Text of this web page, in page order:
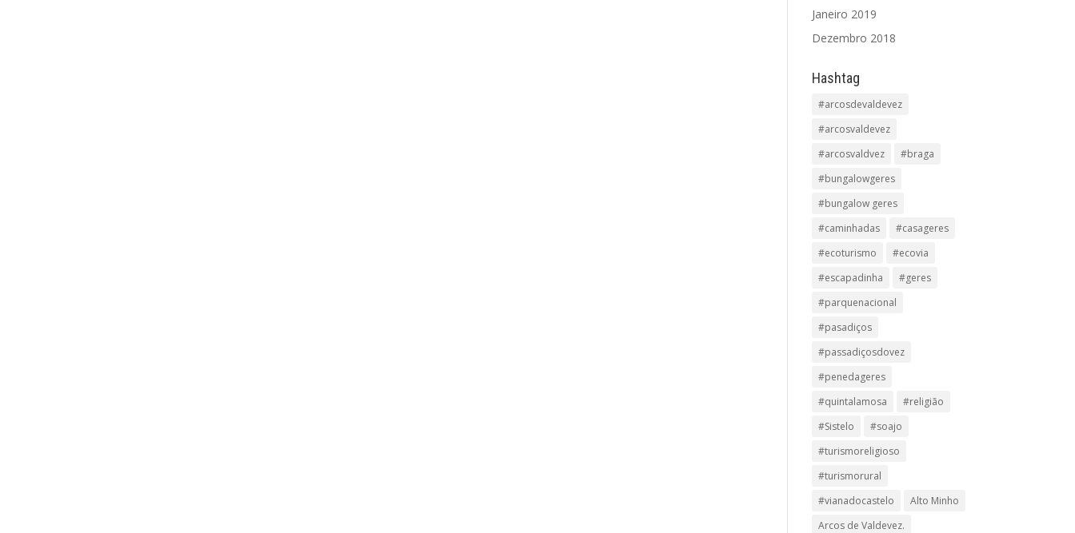
Janeiro 2019
Dezembro 2018
Hashtag
#arcosdevaldevez
#arcosvaldevez
#arcosvaldvez
#braga
#bungalowgeres
#bungalow geres
#caminhadas
#casageres
#ecoturismo
#ecovia
#escapadinha
#geres
#parquenacional
#pasadiços
#passadiçosdovez
#penedageres
#quintalamosa
#religião
#Sistelo
#soajo
#turismoreligioso
#turismorural
#vianadocastelo
Alto Minho
Arcos de Valdevez.